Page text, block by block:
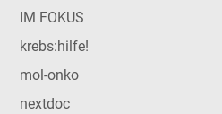
IM FOKUS
krebs:hilfe!
mol-onko
nextdoc